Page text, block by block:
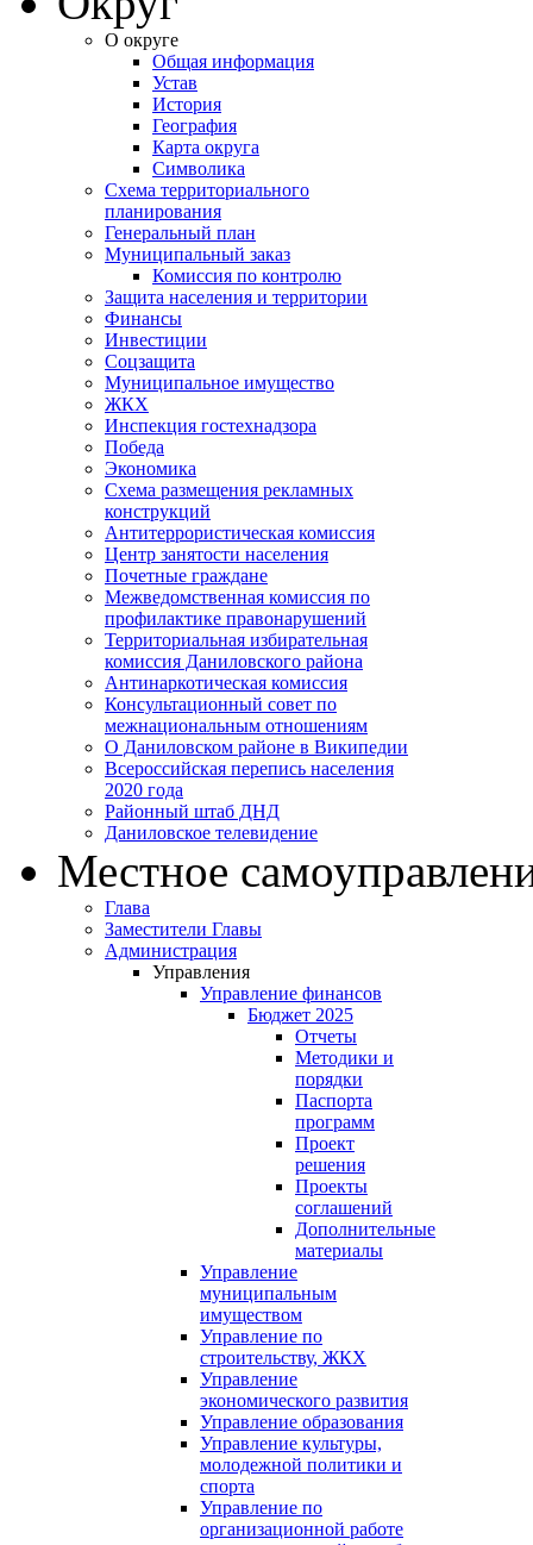
О округе
Общая информация
Устав
История
География
Карта округа
Символика
Схема территориального
планирования
Генеральный план
Муниципальный заказ
Комиссия по контролю
Защита населения и территории
Финансы
Инвестиции
Соцзащита
Муниципальное имущество
ЖКХ
Инспекция гостехнадзора
Победа
Экономика
Схема размещения рекламных
конструкций
Антитеррористическая комиссия
Центр занятости населения
Почетные граждане
Межведомственная комиссия по
профилактике правонарушений
Территориальная избирательная
комиссия Даниловского района
Антинаркотическая комиссия
Консультационный совет по
межнациональным отношениям
О Даниловском районе в Википедии
Всероссийская перепись населения
2020 года
Районный штаб ДНД
Даниловское телевидение
Местное
Глава
Заместители Главы
Администрация
Управления
Управление финансов
Бюджет 2025
Отчеты
Методики и
порядки
Паспорта
программ
Проект
решения
Проекты
соглашений
Дополнительные
материалы
Управление
муниципальным
имуществом
Управление по
строительству, ЖКХ
Управление
экономического развития
Управление образования
Управление культуры,
молодежной политики и
спорта
Управление по
организационной работе